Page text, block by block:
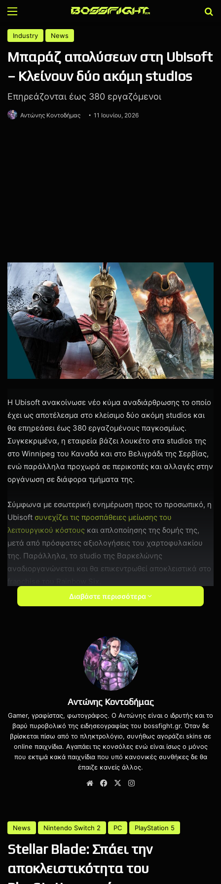
Menu
Industry News
Μπαράζ απολύσεων στη Ubisoft
– Κλείνουν δύο ακόμη studios
Επηρεάζονται έως 380 εργαζόμενοι
Αντώνης Κοντοδήμας 11 Ιουνίου, 2026
Η Ubisoft ανακοίνωσε νέο κύμα αναδιάρθρωσης το οποίο
έχει ως αποτέλεσμα στο κλείσιμο δύο ακόμη studios και
θα επηρεάσει έως 380 εργαζομένους παγκοσμίως.
Συγκεκριμένα, η εταιρεία βάζει λουκέτο στα studios της
στο Winnipeg του Καναδά και στο Βελιγράδι της Σερβίας,
ενώ παράλληλα προχωρά σε περικοπές και αλλαγές στην
οργάνωση σε διάφορα τμήματα της.
Σύμφωνα με εσωτερική ενημέρωση προς το προσωπικό, η
Ubisoft συνεχίζει τις προσπάθειες μείωσης του
λειτουργικού κόστους και απλοποίησης της δομής της,
μετά από πρόσφατες αξιολογήσεις του χαρτοφυλακίου
της. Παράλληλα, το studio της Βαρκελώνης
αναδιοργανώνεται και θα επικεντρωθεί αποκλειστικά στο
Οι περικοπές ανά τμήμα έχουν ως εξής:
Ubisoft Winnipeg: 65 απολύσεις και οριστικό κλείσιμο
Ubisoft Belgrade: περίπου 100 απολύσεις και κλείσιμο
Ομάδες του Rainbow Six Siege: περίπου 120 θέσεις
επηρεάζονται από την αναδιάρθρωση.
Ubisoft San Francisco: απολύσεις άγνωστου αριθμού
εργαζομένων.
Διαβάστε περισσότερα
Αντώνης Κοντοδήμας
Gamer, γραφίστας, φωτογράφος. Ο Αντώνης είναι ο ιδρυτής και το
βαρύ πυροβολικό της ειδησεογραφίας του bossfight.gr. Όταν δε
βρίσκεται πίσω από το πληκτρολόγιο, συνήθως αγοράζει skins σε
online παιχνίδια. Αγαπάει τις κονσόλες ενώ είναι ίσως ο μόνος
που εκτιμά κακά παιχνίδια που υπό κανονικές συνθήκες δε θα
έπαιζε κανείς άλλος.
WebsiteFacebook
X